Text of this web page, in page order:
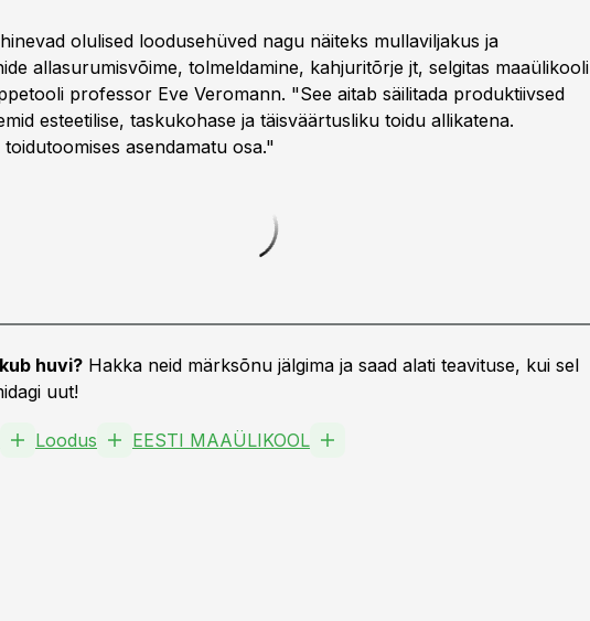
olulised loodusehüved nagu näiteks mullaviljakus ja
allasurumisvõime, tolmeldamine, kahjuritõrje jt, selgitas maaülikooli
professor Eve Veromann. "See aitab säilitada produktiivsed
esteetilise, taskukohase ja täisväärtusliku toidu allikatena.
asendamatu osa."
huvi? Hakka neid märksõnu jälgima ja saad alati teavituse, kui sel
uut!
Loodus EESTI MAAÜLIKOOL